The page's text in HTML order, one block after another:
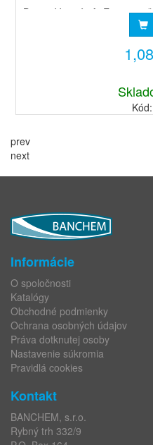
Banea Vitamín A, E
pokožku vďaka obsahu
prev
next
Informácie
O spoločnosti
Katalógy
Obchodné podmienky
Ochrana osobných údajov
Práva dotknutej osoby
Nastavenie súkromia
Pravidlá cookies
Kontakt
BANCHEM, s.r.o.
Rybný trh 332/9